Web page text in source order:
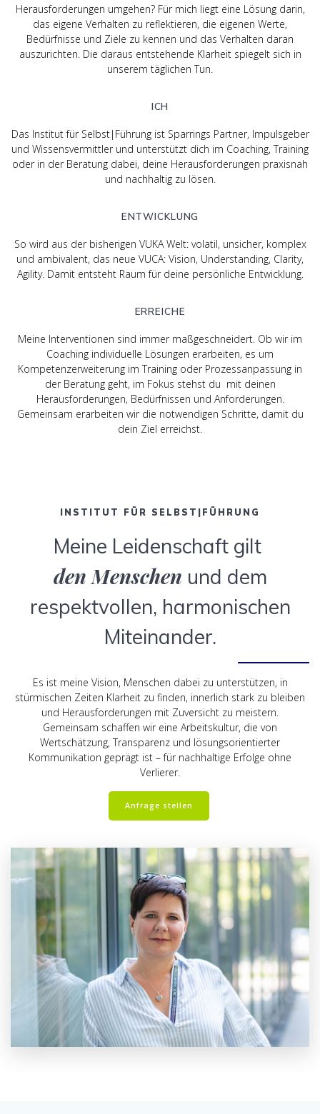
Herausforderungen umgehen? Für mich liegt eine Lösung darin,
das eigene Verhalten zu reflektieren, die eigenen Werte,
Bedürfnisse und Ziele zu kennen und das Verhalten daran
auszurichten. Die daraus entstehende Klarheit spiegelt sich in
unserem täglichen Tun.
ICH
Das Institut für Selbst|Führung ist Sparrings Partner, Impulsgeber
und Wissensvermittler und unterstützt dich im Coaching, Training
oder in der Beratung dabei, deine Herausforderungen praxisnah
und nachhaltig zu lösen.
ENTWICKLUNG
So wird aus der bisherigen VUKA Welt: volatil, unsicher, komplex
und ambivalent, das neue VUCA: Vision, Understanding, Clarity,
Agility. Damit entsteht Raum für deine persönliche Entwicklung.
ERREICHE
Meine Interventionen sind immer maßgeschneidert. Ob wir im
Coaching individuelle Lösungen erarbeiten, es um
Kompetenzerweiterung im Training oder Prozessanpassung in
der Beratung geht, im Fokus stehst du mit deinen
Herausforderungen, Bedürfnissen und Anforderungen.
Gemeinsam erarbeiten wir die notwendigen Schritte, damit du
dein Ziel erreichst.
INSTITUT FÜR SELBST|FÜHRUNG
Meine Leidenschaft gilt
den Menschen und dem
respektvollen, harmonischen
Miteinander.
Es ist meine Vision, Menschen dabei zu unterstützen, in
stürmischen Zeiten Klarheit zu finden, innerlich stark zu bleiben
und Herausforderungen mit Zuversicht zu meistern.
Gemeinsam schaffen wir eine Arbeitskultur, die von
Wertschätzung, Transparenz und lösungsorientierter
Kommunikation geprägt ist – für nachhaltige Erfolge ohne
Verlierer.
Anfrage stellen